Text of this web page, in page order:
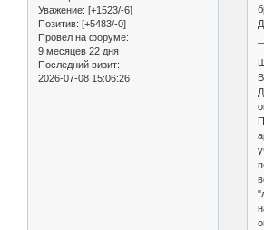
Уважение: [+1523/-6]
Позитив: [+5483/-0]
Провел на форуме:
9 месяцев 22 дня
Последний визит:
2026-07-08 15:06:26